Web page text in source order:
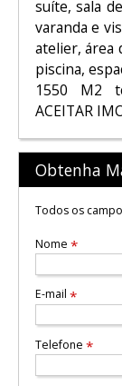
suíte, sala
varanda e
atelier, área
piscina,
1550 M2
ACEITAR
Obtenha
Todos os
Nome *
E-mail *
Telefone *